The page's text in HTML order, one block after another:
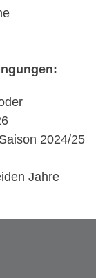
2024/25
Jahre